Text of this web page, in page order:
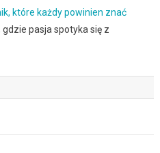
które każdy powinien znać
gdzie pasja spotyka się z